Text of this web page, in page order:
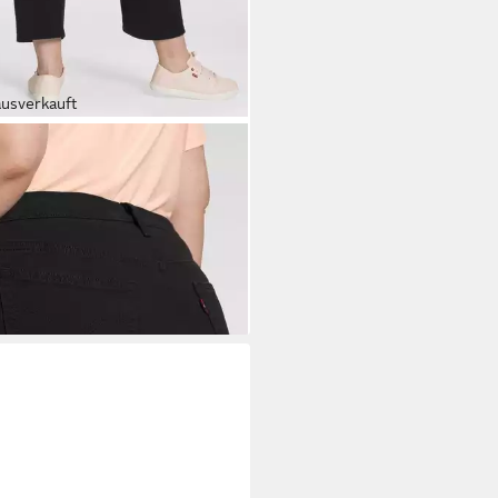
PLUS
7/8-Jeans 501®
in klassischer Leibhöhe
€
109,95 €